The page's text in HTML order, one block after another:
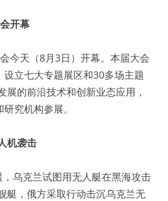
开幕
今天（8月3日）开幕。本届大会
设立七大专题展区和30多场主题
的前沿技术和创新业态应用，
究机构参展。
机袭击
乌克兰试图用无人艇在黑海攻击
艇，俄方采取行动击沉乌克兰无